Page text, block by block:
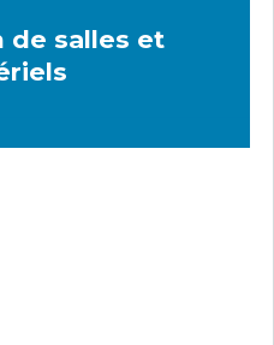
de salles et